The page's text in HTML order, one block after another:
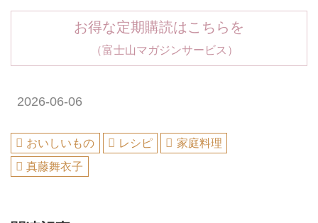
お得な定期購読はこちらを
（富士山マガジンサービス）
2026-06-06
おいしいもの レシピ
家庭料理
真藤舞衣子